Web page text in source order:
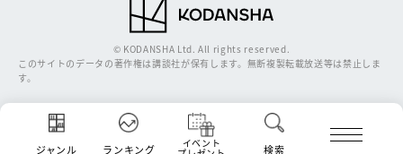
ジャンル ランキング イベント 検索
© KODANSHA Ltd. All rights reserved.
このサイトのデータの著作権は講談社が保有します。無断複製転載放送等は禁止しま
す。